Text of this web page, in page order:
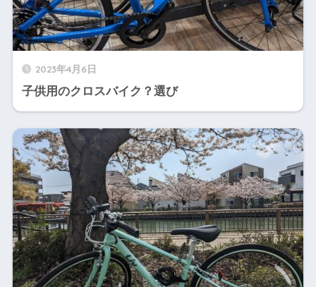
2023年4月6日
子供用のクロスバイク？選び